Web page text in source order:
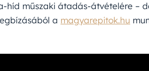
híd műszaki átadás-átvételére –
a magyarepitok.hu